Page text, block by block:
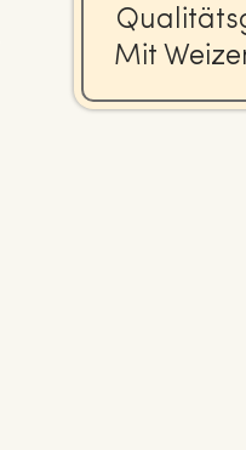
Mit